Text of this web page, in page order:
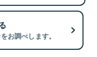
お調べします。